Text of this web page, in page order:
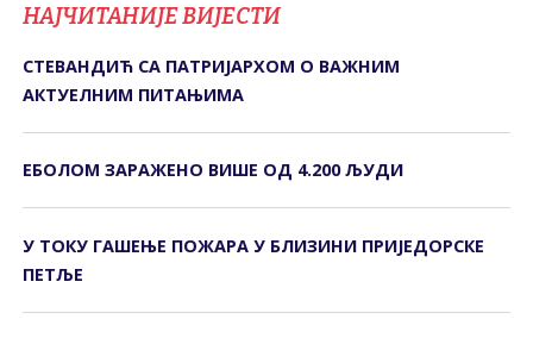
НАЈЧИТАНИЈЕ ВИЈЕСТИ
СТЕВАНДИЋ СА ПАТРИЈАРХОМ О ВАЖНИМ
АКТУЕЛНИМ ПИТАЊИМА
ЕБОЛОМ ЗАРАЖЕНО ВИШЕ ОД 4.200 ЉУДИ
У ТОКУ ГАШЕЊЕ ПОЖАРА У БЛИЗИНИ ПРИЈЕДОРСКЕ
ПЕТЉЕ